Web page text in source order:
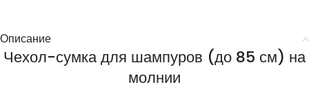
Описание
Чехол-сумка для шампуров (до 85 см) на
молнии